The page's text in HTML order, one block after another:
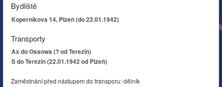
Bydliště
Koperníkova 14, Plzeň (do 22.01.1942)
Transporty
Ax do Ossowa (? od Terezín)
S do Terezín (22.01.1942 od Plzeň)
Zaměstnání před nástupem do transporu: dělník